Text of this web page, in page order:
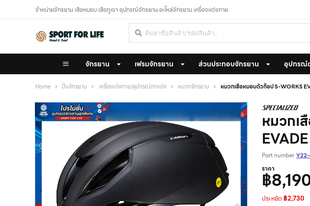
จำหน่ายจักรยาน เสือหมอบ เสือภูเขา อุปกรณ์จักรยาน อะไหล่จักรยาน เครื่องแต่งกาย
จักรยาน เฟรมจักรยาน ส่วนประกอบจักรยาน อุปกรณ์
Home ปั่นจักรยาน เครื่องแต่งกาย/อุปกรณ์ตกแต่ง หมวกจักรยาน หมวกเสือหมอบตัวท๊อป S-WORKS
หมวกเ
Part number
ราคา
฿
ประหยัด ฿2,730